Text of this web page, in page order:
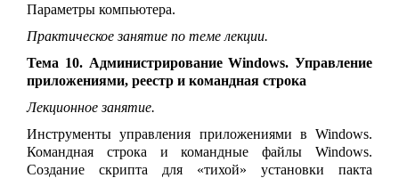
Параметры компьютера.
Практическое занятие по теме лекции.
Тема 10. Администрирование Windows. Управление
приложениями, реестр и командная строка
Лекционное занятие.
Инструменты управления приложениями в Windows.
Командная строка и командные файлы Windows.
Создание скрипта для «тихой» установки пакта